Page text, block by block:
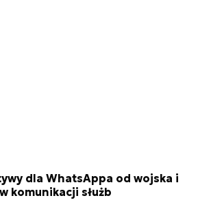
dla WhatsAppa od wojska i
komunikacji służb